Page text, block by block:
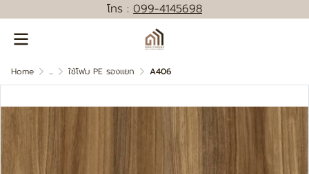
โทร : 099-4145698
Home ... ใช้โฟม PE รองแยก A406